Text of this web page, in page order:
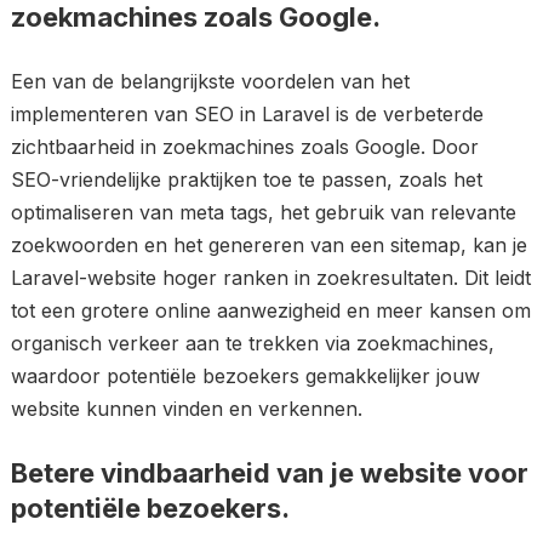
zoekmachines zoals Google.
Een van de belangrijkste voordelen van het
implementeren van SEO in Laravel is de verbeterde
zichtbaarheid in zoekmachines zoals Google. Door
SEO-vriendelijke praktijken toe te passen, zoals het
optimaliseren van meta tags, het gebruik van relevante
zoekwoorden en het genereren van een sitemap, kan je
Laravel-website hoger ranken in zoekresultaten. Dit leidt
tot een grotere online aanwezigheid en meer kansen om
organisch verkeer aan te trekken via zoekmachines,
waardoor potentiële bezoekers gemakkelijker jouw
website kunnen vinden en verkennen.
Betere vindbaarheid van je website voor
potentiële bezoekers.